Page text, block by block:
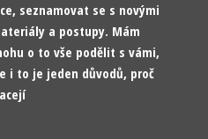
seznamovat se s novými
a postupy. Mám
o to vše podělit s vámi,
i to je jeden důvodů, proč